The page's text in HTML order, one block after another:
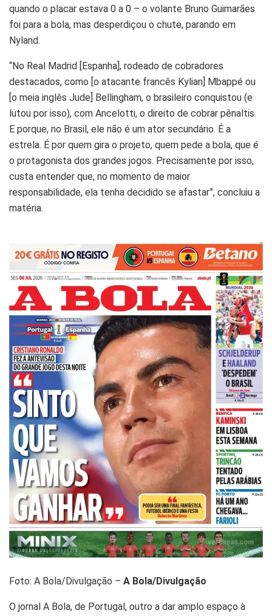
quando o placar estava 0 a 0 – o volante Bruno Guimarães
foi para a bola, mas desperdiçou o chute, parando em
Nyland.
“No Real Madrid [Espanha], rodeado de cobradores
destacados, como [o atacante francês Kylian] Mbappé ou
[o meia inglês Jude] Bellingham, o brasileiro conquistou (e
lutou por isso), com Ancelotti, o direito de cobrar pênaltis.
E porque, no Brasil, ele não é um ator secundário. É a
estrela. É por quem gira o projeto, quem pede a bola, que é
o protagonista dos grandes jogos. Precisamente por isso,
custa entender que, no momento de maior
responsabilidade, ela tenha decidido se afastar”, concluiu a
matéria.
Foto: A Bola/Divulgação – A Bola/Divulgação
O jornal A Bola, de Portugal, outro a dar amplo espaço à